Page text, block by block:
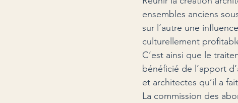
ensembles anciens
sur l’autre une
culturellement
C’est ainsi que le
bénéficié de l’apport
et architectes qu’il a
La commission des